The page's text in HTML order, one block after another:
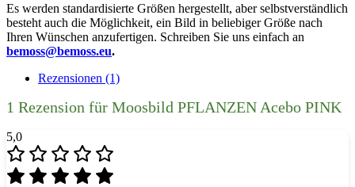
Es werden standardisierte Größen hergestellt, aber selbstverständlich
besteht auch die Möglichkeit, ein Bild in beliebiger Größe nach
Ihren Wünschen anzufertigen. Schreiben Sie uns einfach an
bemoss@bemoss.eu.
Rezensionen (1)
1 Rezension für Moosbild PFLANZEN Acebo PINK
5,0